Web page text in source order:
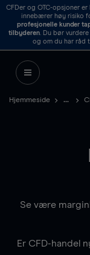
CFDer og OTC-opsjoner
innebærer høy risiko
profesjonelle kunder
tilbyderen. Du bør
og om du har råd
Hjemmeside
Se være
Er CFD-handel